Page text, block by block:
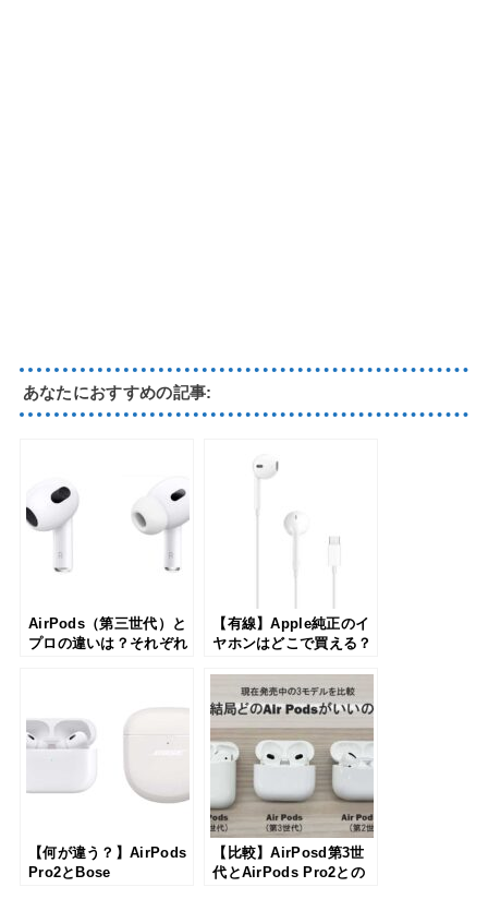
あなたにおすすめの記事:
AirPods（第三世代）と
プロの違いは？それぞれ
【有線】Apple純正のイ
ヤホンはどこで買える？
能も解説
【何が違う？】AirPods
Pro2とBose
【比較】AirPosd第3世
代とAirPods Pro2との